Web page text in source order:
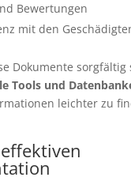
Bewertungen
mit den
Dokumente sorgfältig
Tools und
leichter zu